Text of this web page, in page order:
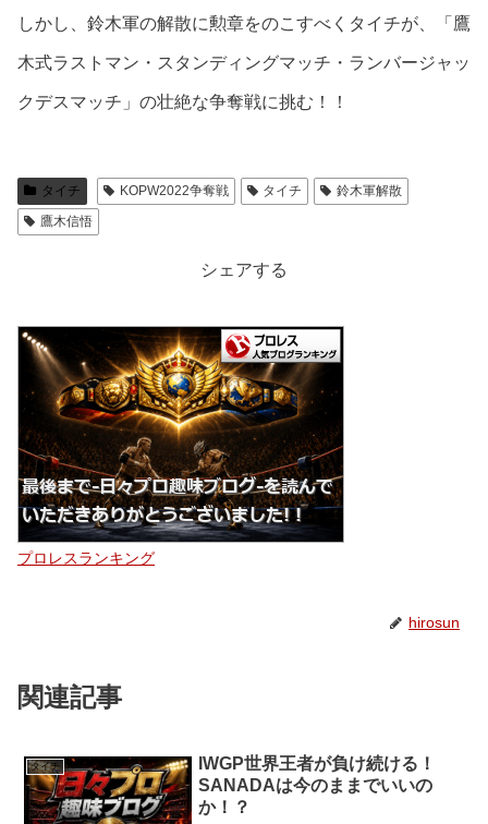
しかし、鈴木軍の解散に勲章をのこすべくタイチが、「鷹
木式ラストマン・スタンディングマッチ・ランバージャッ
クデスマッチ」の壮絶な争奪戦に挑む！！
タイチ KOPW2022争奪戦 タイチ
鈴木軍解散
鷹木信悟
シェアする
プロレスランキング
hirosun
関連記事
タイチ
IWGP世界王者が負け続ける！
SANADAは今のままでいいの
か！？